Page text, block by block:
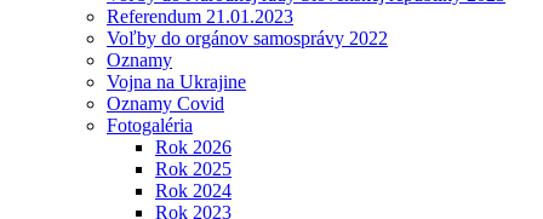
Referendum 21.01.2023
Voľby do orgánov samosprávy 2022
Oznamy
Vojna na Ukrajine
Oznamy Covid
Fotogaléria
Rok 2026
Rok 2025
Rok 2024
Rok 2023